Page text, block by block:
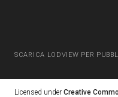
SCARICA LODVIEW PER
Licensed under Creative